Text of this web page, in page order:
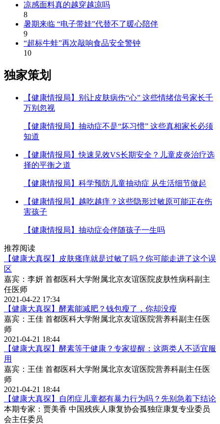
凉感面料真的越穿越凉吗
8
暑期来临 “电子带娃”代替不了暖心陪伴
9
“超标牛蛙”再次敲响食品安全警钟
10
独家策划
【健康情报局】别让皮肤病伤“心” 这些情绪信号家长千
万别忽视
【健康情报局】抽动症不是“坏习惯” 这些真相家长必须
知道
【健康情报局】快速见效VS长期安全？儿童皮炎治疗选
择的平衡之道
【健康情报局】科学预防儿童抽动症 从生活细节做起
【健康情报局】越吃越痒？这些隐形过敏原可能正在伤
害孩子
【健康情报局】抽动症会伴随孩子一生吗
推荐阅读
【健康大真探】皮肤瘙痒就是过敏了吗？你可能走进了这个误
区
嘉宾：李妍 首都医科大学附属北京友谊医院皮肤性病科副主
任医师
2021-04-22 17:34
【健康大真探】酵素能减肥？钱包瘦了，你却没瘦
嘉宾：王佳 首都医科大学附属北京友谊医院营养科副主任医
师
2021-04-21 18:44
【健康大真探】酵素等于健康？专家提醒：这两类人不适宜服
用
嘉宾：王佳 首都医科大学附属北京友谊医院营养科副主任医
师
2021-04-21 18:44
【健康大真探】自闭症儿童都有暴力行为吗？先别急着下结论
本期专家：贾美香 中国残疾人康复协会孤独症康复专业委员
会主任委员